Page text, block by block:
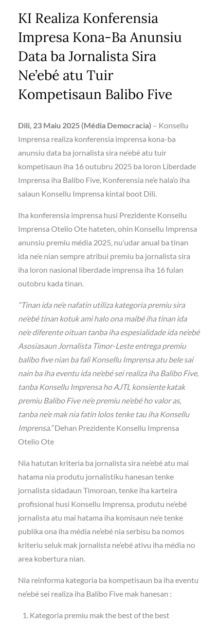
KI Realiza Konferensia
Impresa Kona-Ba Anunsiu
Data ba Jornalista Sira
Ne’ebé atu Tuir
Kompetisaun Balibo Five
Dili, 23 Maiu 2025 (Média Democracia) – Konsellu
Imprensa realiza konferensia imprensa kona-ba
anunsiu data ba jornalista sira ne’ebé atu tuir
kompetisaun iha 16 outubru 2025 ba loron Liberdade
Imprensa iha Balibo Five, Konferensia ne’e hala’o iha
salaun Konsellu Imprensa kintal boot Dili.
Iha konferensia imprensa husi Prezidente Konsellu
Imprensa Otelio Ote hateten, ohin Konsellu Imprensa
anunsiu premiu média 2025, nu’udar anual ba tinan
ida ne’e nian sempre atribui premiu ba jornalista sira
iha loron nasional liberdade imprensa iha 16 fulan
outobru kada tinan.
“Tinan ida ne’e nafatin utiliza kategoria premiu sira
ne’ebé tinan kotuk ami halo ona maibé iha tinan ida
ne’e diferente oituan tanba iha espesialidade ida ne’ebé
Asosiasaun Jornalista Timor-Leste entrega premiu
balibo five nian ba fali Konsellu Imprensa atu bele sai
nain ba iha eventu ida ne’ebé sei realiza iha Balibo Five,
tanba Konsellu Imprensa ho AJTL konsiente katak
premiu Balibo Five ne’e premiu ne’ebé ho valor as,
tanba ne’e mak nia fatin lolos tenke tau iha Konsellu
Imprensa.”Dehan Prezidente Konsellu Imprensa
Otelio Ote
Nia hatutan kriteria ba jornalista sira ne’ebé atu mai
hatama nia produtu jornalistiku hanesan tenke
jornalista sidadaun Timoroan, tenke iha karteira
profisional husi Konsellu Imprensa, produtu ne’ebé
jornalista atu mai hatama iha komisaun ne’e tenke
publika ona iha média ne’ebé nia serbisu ba nomos
kriteriu seluk mak jornalista ne’ebé ativu iha média no
area kobertura nian.
Nia reinforma kategoria ba kompetisaun ba iha eventu
ne’ebé sei realiza iha Balibo Five mak hanesan :
Kategoria premiu mak the best of the best